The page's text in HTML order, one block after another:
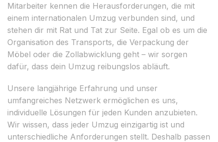
Mitarbeiter kennen die Herausforderungen, die mit
einem internationalen Umzug verbunden sind, und
stehen dir mit Rat und Tat zur Seite. Egal ob es um die
Organisation des Transports, die Verpackung der
Möbel oder die Zollabwicklung geht – wir sorgen
dafür, dass dein Umzug reibungslos abläuft.
Unsere langjährige Erfahrung und unser
umfangreiches Netzwerk ermöglichen es uns,
individuelle Lösungen für jeden Kunden anzubieten.
Wir wissen, dass jeder Umzug einzigartig ist und
unterschiedliche Anforderungen stellt. Deshalb passen